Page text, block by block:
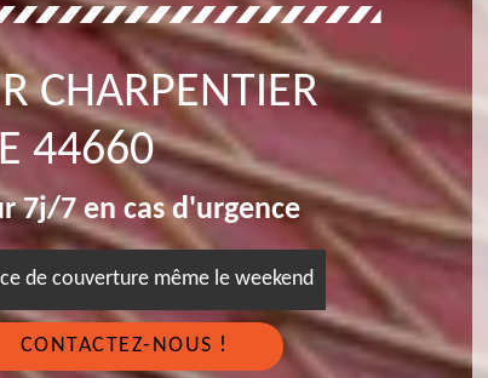
CHARPENTIER
44660
7j/7 en cas d'urgence
de couverture même le weekend
CONTACTEZ-NOUS !